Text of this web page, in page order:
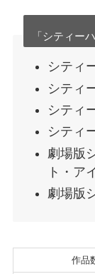
「シティー
シティ
シティ
シティ
シティ
劇場版
ト・ア
劇場版
作品